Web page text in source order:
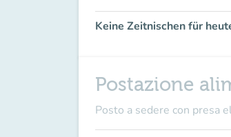
Keine Zeitnischen für
Postazione
Posto a sedere con presa